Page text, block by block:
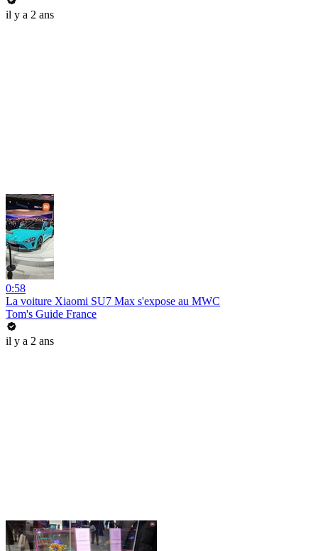
il y a 2 ans
0:58
La voiture Xiaomi SU7 Max s'expose au MWC
Tom's Guide France
il y a 2 ans